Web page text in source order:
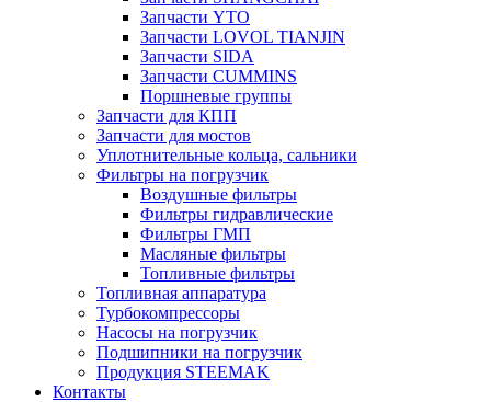
Запчасти YTO
Запчасти LOVOL TIANJIN
Запчасти SIDA
Запчасти CUMMINS
Поршневые группы
Запчасти для КПП
Запчасти для мостов
Уплотнительные кольца, сальники
Фильтры на погрузчик
Воздушные фильтры
Фильтры гидравлические
Фильтры ГМП
Масляные фильтры
Топливные фильтры
Топливная аппаратура
Турбокомпрессоры
Насосы на погрузчик
Подшипники на погрузчик
Продукция STEEMAK
Контакты